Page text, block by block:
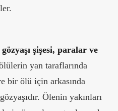
gözyaşı şişesi, paralar ve
yan taraflarında
bir ölü için arkasında
Ölenin yakınları